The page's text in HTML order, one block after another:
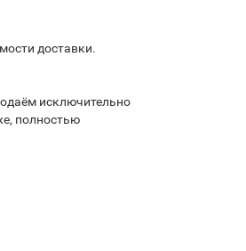
доставки.
исключительно
полностью